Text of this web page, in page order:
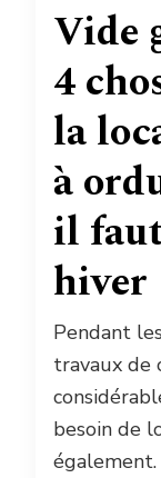
Vide
4
la
à
il
hiver
Pendant
travaux de
besoin de